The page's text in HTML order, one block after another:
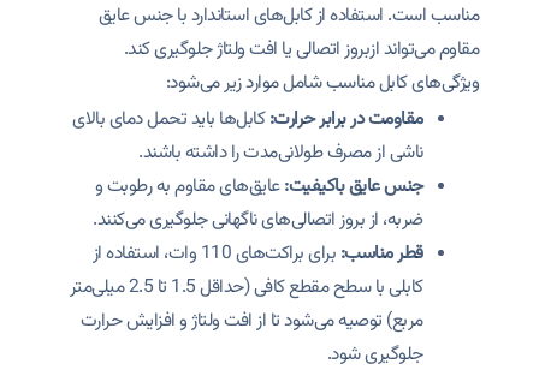
مناسب است. استفاده از کابل‌های استاندارد با جنس عایق
مقاوم می‌تواند ازبروز اتصالی یا افت ولتاژ جلوگیری کند.
ویژگی‌های کابل مناسب شامل موارد زیر می‌شود:
مقاومت در برابر حرارت:کابل‌ها باید تحمل دمای بالای
ناشی از مصرف طولانی‌مدت را داشته باشند.
جنس عایق باکیفیت:عایق‌های مقاوم به رطوبت و
ضربه، از بروز اتصالی‌های ناگهانی جلوگیری می‌کنند.
قطر مناسب:
برای براکت‌های 110 وات، استفاده از
کابلی با سطح مقطع کافی (حداقل 1.5 تا 2.5 میلی‌متر
مربع) توصیه می‌شود تا از افت ولتاژ و افزایش حرارت
جلوگیری شود.